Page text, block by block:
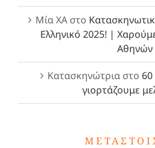
Μία ΧΑστο
Ελληνικό 2025! |
Αθηνών
Κατασκηνώτρια στο 60
γιορτάζουμε